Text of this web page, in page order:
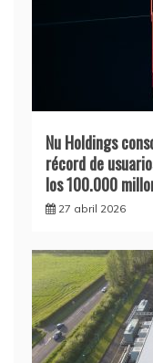
Nu Holdings
récord de
los 100.000
27 abril 2026